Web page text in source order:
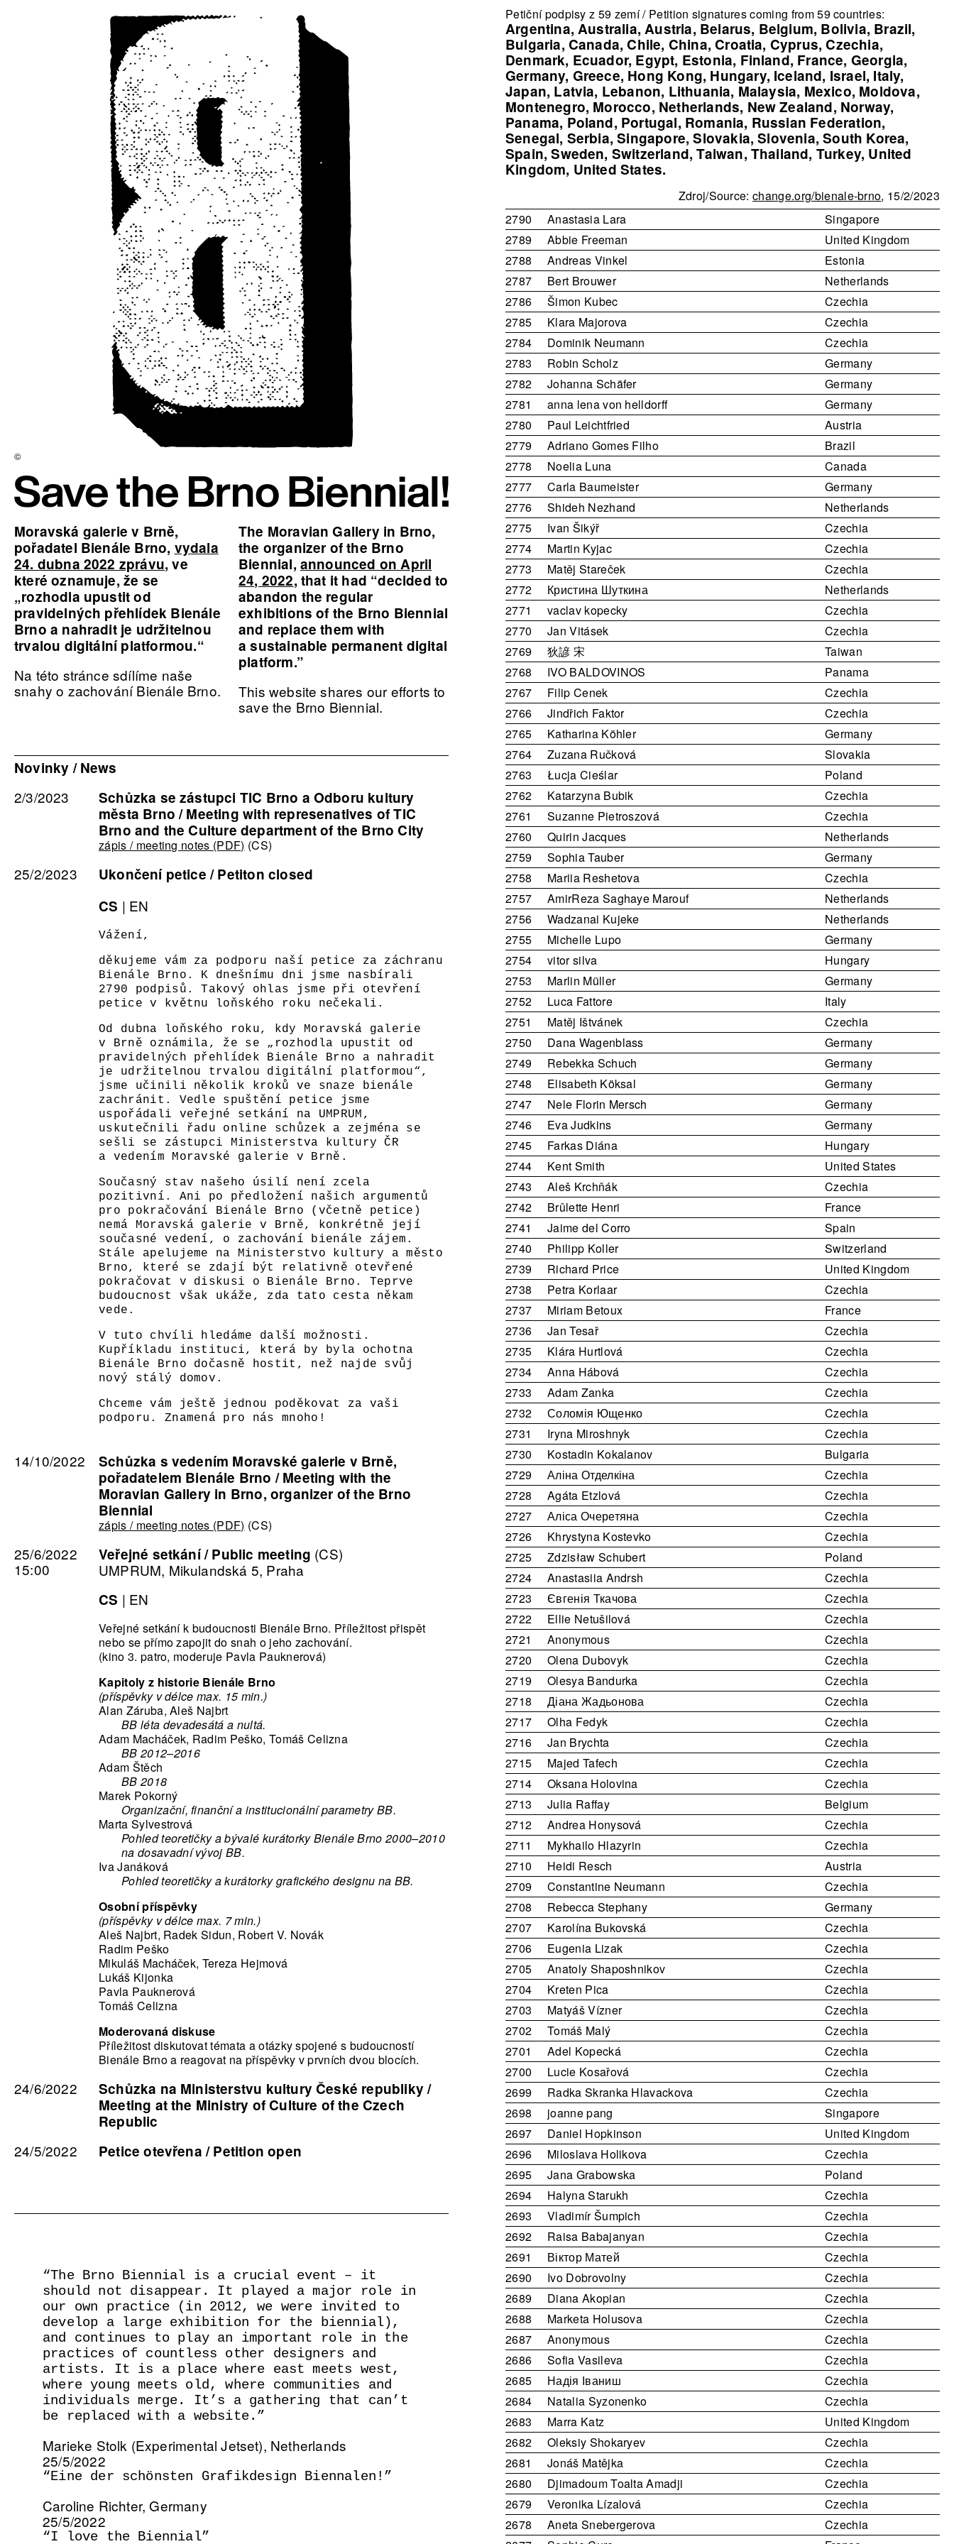
©
Moravská galerie v Brně,
pořadatel Bienále Brno, vydala
24. dubna 2022 zprávu, ve
které oznamuje, že se
„rozhodla upustit od
pravidelných přehlídek Bienále
Brno a nahradit je udržitelnou
trvalou digitální platformou.“
Na této stránce sdílíme naše
snahy o zachování Bienále Brno.
The Moravian Gallery in Brno,
the organizer of the Brno
Biennial, announced on April
24, 2022, that it had “decided to
abandon the regular
exhibitions of the Brno Biennial
and replace them with
a sustainable permanent digital
platform.”
This website shares our efforts to
save the Brno Biennial.
Novinky / News
2/3/2023
Schůzka se zástupci TIC Brno a Odboru kultury
města Brno / Meeting with represenatives of TIC
Brno and the Culture department of the Brno City
zápis / meeting notes (PDF) (CS)
25/2/2023
Ukončení petice / Petiton closed
CS | EN
Vážení,
děkujeme vám za podporu naší petice za záchranu
Bienále Brno. K dnešnímu dni jsme nasbírali
2790 podpisů. Takový ohlas jsme při otevření
petice v květnu loňského roku nečekali.
Od dubna loňského roku, kdy Moravská galerie
v Brně oznámila, že se „rozhodla upustit od
pravidelných přehlídek Bienále Brno a nahradit
je udržitelnou trvalou digitální platformou“,
jsme učinili několik kroků ve snaze bienále
zachránit. Vedle spuštění petice jsme
uspořádali veřejné setkání na UMPRUM,
uskutečnili řadu online schůzek a zejména se
sešli se zástupci Ministerstva kultury ČR
a vedením Moravské galerie v Brně.
Současný stav našeho úsilí není zcela
pozitivní. Ani po předložení našich argumentů
pro pokračování Bienále Brno (včetně petice)
nemá Moravská galerie v Brně, konkrétně její
současné vedení, o zachování bienále zájem.
Stále apelujeme na Ministerstvo kultury a město
Brno, které se zdají být relativně otevřené
pokračovat v diskusi o Bienále Brno. Teprve
budoucnost však ukáže, zda tato cesta někam
vede.
V tuto chvíli hledáme další možnosti.
Kupříkladu instituci, která by byla ochotna
Bienále Brno dočasně hostit, než najde svůj
nový stálý domov.
Chceme vám ještě jednou poděkovat za vaši
podporu. Znamená pro nás mnoho!
14/10/2022
Schůzka s vedením Moravské galerie v Brně,
pořadatelem Bienále Brno / Meeting with the
Moravian Gallery in Brno, organizer of the Brno
Biennial
zápis / meeting notes (PDF) (CS)
25/6/2022
15:00
Veřejné setkání / Public meeting (CS)
UMPRUM, Mikulandská 5, Praha
CS | EN
Veřejné setkání k budoucnosti Bienále Brno. Příležitost přispět
nebo se přímo zapojit do snah o jeho zachování.
(kino 3. patro, moderuje Pavla Pauknerová)
Kapitoly z historie Bienále Brno
(příspěvky v délce max. 15 min.)
Alan Záruba, Aleš Najbrt
BB léta devadesátá a nultá.
Adam Macháček, Radim Peško, Tomáš Celizna
BB 2012–2016
Adam Štěch
BB 2018
Marek Pokorný
Organizační, finanční a institucionální parametry BB.
Marta Sylvestrová
Pohled teoretičky a bývalé kurátorky Bienále Brno 2000–2010
na dosavadní vývoj BB.
Iva Janáková
Pohled teoretičky a kurátorky grafického designu na BB.
Osobní příspěvky
(příspěvky v délce max. 7 min.)
Aleš Najbrt, Radek Sidun, Robert V. Novák
Radim Peško
Mikuláš Macháček, Tereza Hejmová
Lukáš Kijonka
Pavla Pauknerová
Tomáš Celizna
Moderovaná diskuse
Příležitost diskutovat témata a otázky spojené s budoucností
Bienále Brno a reagovat na příspěvky v prvních dvou blocích.
24/6/2022
Schůzka na Ministerstvu kultury České republiky /
Meeting at the Ministry of Culture of the Czech
Republic
24/5/2022
Petice otevřena / Petition open
The Brno Biennial is a crucial event – it
should not disappear. It played a major role in
our own practice (in 2012, we were invited to
develop a large exhibition for the biennial),
and continues to play an important role in the
practices of countless other designers and
artists. It is a place where east meets west,
where young meets old, where communities and
individuals merge. It’s a gathering that can’t
be replaced with a website.
Marieke Stolk (Experimental Jetset), Netherlands
25/5/2022
Eine der schönsten Grafikdesign Biennalen!
Caroline Richter, Germany
25/5/2022
I love the Biennial
Petiční podpisy z 59 zemí / Petition signatures coming from 59 countries:
Argentina Australia Austria Belarus Belgium Bolivia Brazil
Bulgaria Canada Chile China Croatia Cyprus Czechia
Denmark Ecuador Egypt Estonia Finland France Georgia
Germany Greece Hong Kong Hungary Iceland Israel Italy
Japan Latvia Lebanon Lithuania Malaysia Mexico Moldova
Montenegro Morocco Netherlands New Zealand Norway
Panama Poland Portugal Romania Russian Federation
Senegal Serbia Singapore Slovakia Slovenia South Korea
Spain Sweden Switzerland Taiwan Thailand Turkey United
Kingdom United States
Zdroj/Source:change.org/bienale-brno, 15/2/2023
2790
Anastasia Lara
Singapore
2789
Abbie Freeman
United Kingdom
2788
Andreas Vinkel
Estonia
2787
Bert Brouwer
Netherlands
2786
Šimon Kubec
Czechia
2785
Klara Majorova
Czechia
2784
Dominik Neumann
Czechia
2783
Robin Scholz
Germany
2782
Johanna Schäfer
Germany
2781
anna lena von helldorff
Germany
2780
Paul Leichtfried
Austria
2779
Adriano Gomes Filho
Brazil
2778
Noelia Luna
Canada
2777
Carla Baumeister
Germany
2776
Shideh Nezhand
Netherlands
2775
Ivan Šikýř
Czechia
2774
Martin Kyjac
Czechia
2773
Matěj Stareček
Czechia
2772
Кристина Шуткина
Netherlands
2771
vaclav kopecky
Czechia
2770
Jan Vitásek
Czechia
2769
狄諺 宋
Taiwan
2768
IVO BALDOVINOS
Panama
2767
Filip Cenek
Czechia
2766
Jindřich Faktor
Czechia
2765
Katharina Köhler
Germany
2764
Zuzana Ručková
Slovakia
2763
Łucja Cieślar
Poland
2762
Katarzyna Bubik
Czechia
2761
Suzanne Pietroszová
Czechia
2760
Quirin Jacques
Netherlands
2759
Sophia Tauber
Germany
2758
Mariia Reshetova
Czechia
2757
AmirReza Saghaye Marouf
Netherlands
2756
Wadzanai Kujeke
Netherlands
2755
Michelle Lupo
Germany
2754
vitor silva
Hungary
2753
Marlin Müller
Germany
2752
Luca Fattore
Italy
2751
Matěj Ištvánek
Czechia
2750
Dana Wagenblass
Germany
2749
Rebekka Schuch
Germany
2748
Elisabeth Köksal
Germany
2747
Nele Florin Mersch
Germany
2746
Eva Judkins
Germany
2745
Farkas Diána
Hungary
2744
Kent Smith
United States
2743
Aleš Krchňák
Czechia
2742
Brûlette Henri
France
2741
Jaime del Corro
Spain
2740
Philipp Koller
Switzerland
2739
Richard Price
United Kingdom
2738
Petra Korlaar
Czechia
2737
Miriam Betoux
France
2736
Jan Tesař
Czechia
2735
Klára Hurtlová
Czechia
2734
Anna Hábová
Czechia
2733
Adam Zanka
Czechia
2732
Соломія Ющенко
Czechia
2731
Iryna Miroshnyk
Czechia
2730
Kostadin Kokalanov
Bulgaria
2729
Аліна Отделкіна
Czechia
2728
Agáta Etzlová
Czechia
2727
Аліса Очеретяна
Czechia
2726
Khrystyna Kostevko
Czechia
2725
Zdzisław Schubert
Poland
2724
Anastasiia Andrsh
Czechia
2723
Євгенія Ткачова
Czechia
2722
Ellie Netušilová
Czechia
2721
Anonymous
Czechia
2720
Olena Dubovyk
Czechia
2719
Olesya Bandurka
Czechia
2718
Діана Жадьонова
Czechia
2717
Olha Fedyk
Czechia
2716
Jan Brychta
Czechia
2715
Majed Tafech
Czechia
2714
Oksana Holovina
Czechia
2713
Julia Raffay
Belgium
2712
Andrea Honysová
Czechia
2711
Mykhailo Hlazyrin
Czechia
2710
Heidi Resch
Austria
2709
Constantine Neumann
Czechia
2708
Rebecca Stephany
Germany
2707
Karolína Bukovská
Czechia
2706
Eugenia Lizak
Czechia
2705
Anatoly Shaposhnikov
Czechia
2704
Kreten Pica
Czechia
2703
Matyáš Vízner
Czechia
2702
Tomáš Malý
Czechia
2701
Adel Kopecká
Czechia
2700
Lucie Kosařová
Czechia
2699
Radka Skranka Hlavackova
Czechia
2698
joanne pang
Singapore
2697
Daniel Hopkinson
United Kingdom
2696
Miloslava Holikova
Czechia
2695
Jana Grabowska
Poland
2694
Halyna Starukh
Czechia
2693
Vladimír Šumpich
Czechia
2692
Raisa Babajanyan
Czechia
2691
Віктор Матей
Czechia
2690
Ivo Dobrovolny
Czechia
2689
Diana Akopian
Czechia
2688
Marketa Holusova
Czechia
2687
Anonymous
Czechia
2686
Sofia Vasileva
Czechia
2685
Надія Іваниш
Czechia
2684
Natalia Syzonenko
Czechia
2683
Marra Katz
United Kingdom
2682
Oleksiy Shokaryev
Czechia
2681
Jonáš Matějka
Czechia
2680
Djimadoum Toalta Amadji
Czechia
2679
Veronika Lízalová
Czechia
2678
Aneta Snebergerova
Czechia